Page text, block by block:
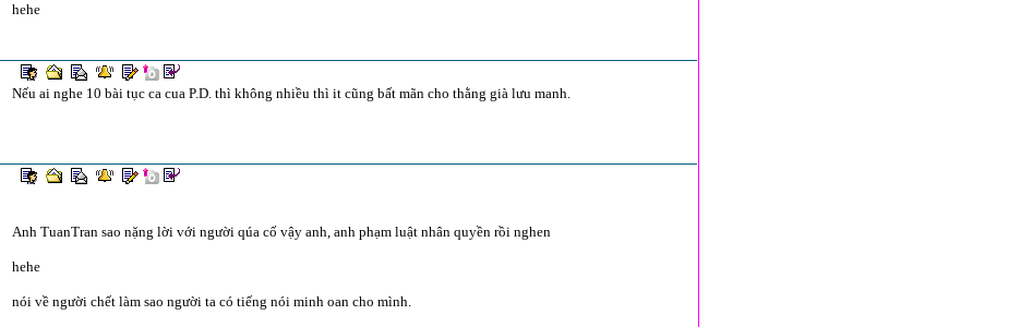
hehe
Nếu ai nghe 10 bài tục ca cua P.D. thì không nhiều thì it cũng bất mãn cho thằng già lưu manh.
Anh TuanTran sao nặng lời với người qúa cố vậy anh, anh phạm luật nhân quyền rồi nghen
hehe
nói về người chết làm sao người ta có tiếng nói minh oan cho mình.